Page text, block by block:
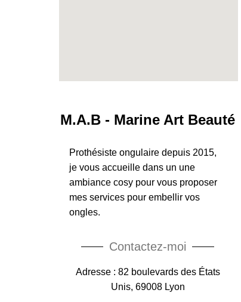
M.A.B - Marine Art Beauté
Prothésiste ongulaire depuis 2015,
je vous accueille dans un une
ambiance cosy pour vous proposer
mes services pour embellir vos
ongles.
Contactez-moi
Adresse : 82 boulevards des États
Unis, 69008 Lyon